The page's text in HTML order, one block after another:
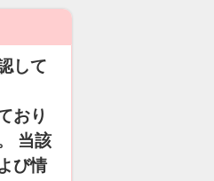
して
おり
当該
び情